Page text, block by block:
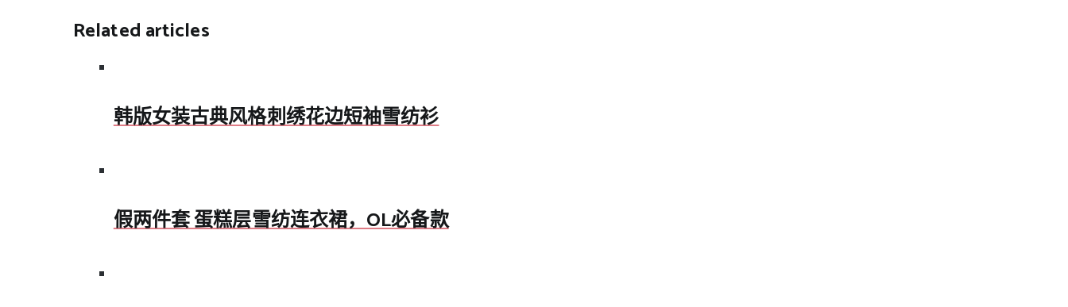
Related articles
韩版女装古典风格刺绣花边短袖雪纺衫
假两件套 蛋糕层雪纺连衣裙，OL必备款